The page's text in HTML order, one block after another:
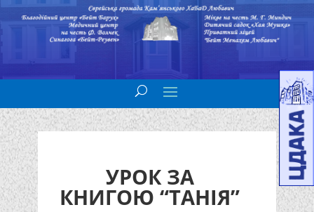
УРОК ЗА
КНИГОЮ “ТАНІЯ”